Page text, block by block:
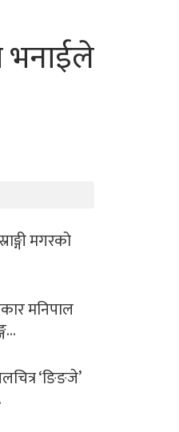
भनाईले
मगरको
मनिपाल
‘ङिङजे’